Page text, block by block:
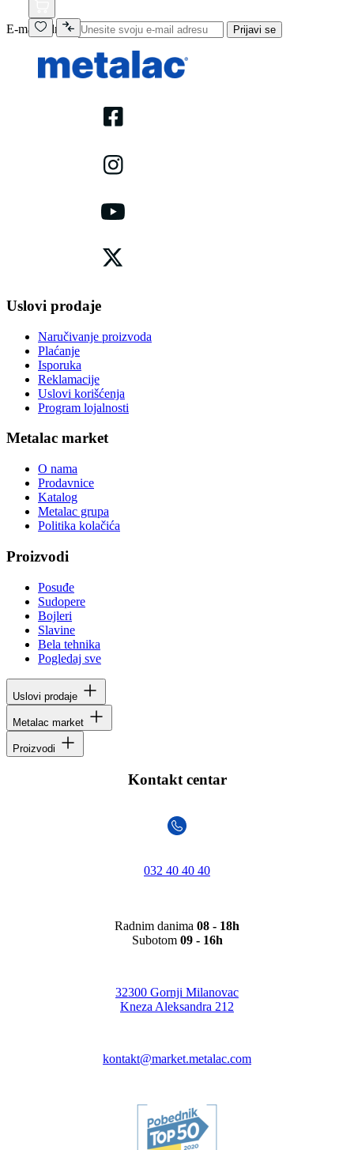
E-mail adresa Prijavi se
Uslovi prodaje
Naručivanje proizvoda
Plaćanje
Isporuka
Reklamacije
Uslovi korišćenja
Program lojalnosti
Metalac market
O nama
Prodavnice
Katalog
Metalac grupa
Politika kolačića
Proizvodi
Posuđe
Sudopere
Bojleri
Slavine
Bela tehnika
Pogledaj sve
Uslovi prodaje
Metalac market
Proizvodi
Kontakt centar
032 40 40 40
Radnim danima 08 - 18h
Subotom 09 - 16h
32300 Gornji Milanovac
Kneza Aleksandra 212
kontakt@market.metalac.com